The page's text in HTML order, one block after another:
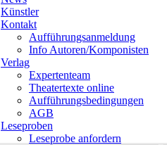
Künstler
Kontakt
Aufführungsanmeldung
Info Autoren/Komponisten
Verlag
Expertenteam
Theatertexte online
Aufführungsbedingungen
AGB
Leseproben
Leseprobe anfordern